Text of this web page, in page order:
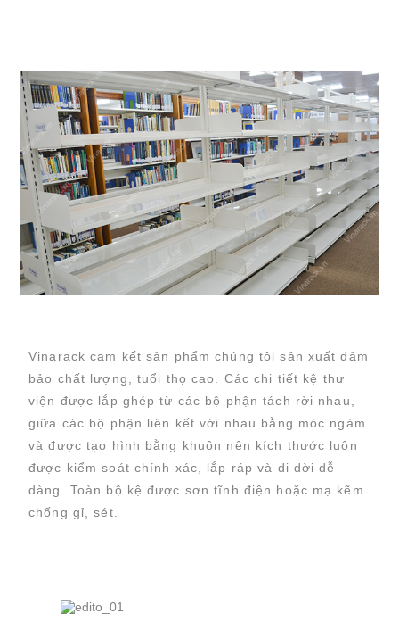
Vinarack cam kết sản phẩm chúng tôi sản xuất đảm
bảo chất lượng, tuổi thọ cao. Các chi tiết kệ thư
viện được lắp ghép từ các bộ phận tách rời nhau,
giữa các bộ phận liên kết với nhau bằng móc ngàm
và được tạo hình bằng khuôn nên kích thước luôn
được kiểm soát chính xác, lắp ráp và di dời dễ
dàng. Toàn bộ kệ được sơn tĩnh điện hoặc mạ kẽm
chống gỉ, sét.